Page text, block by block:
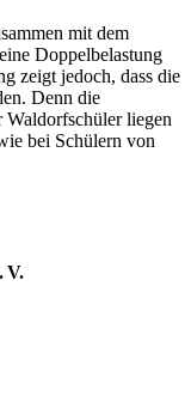
mit dem
Doppelbelastung
zeigt jedoch, dass die
Denn die
Waldorfschüler liegen
bei Schülern von
V.